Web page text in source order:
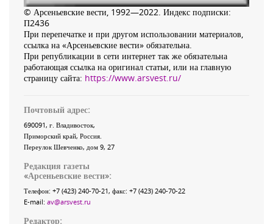
© Арсеньевские вести, 1992—2022. Индекс подписки:
П2436
При перепечатке и при другом использовании материалов,
ссылка на «Арсеньевские вести» обязательна.
При републикации в сети интернет так же обязательна
работающая ссылка на оригинал статьи, или на главную
страницу сайта: https://www.arsvest.ru/
Почтовый адрес:
690091, г. Владивосток,
Приморский край, Россия
Переулок Шевченко, дом 9, 27
Редакция газеты
«Арсеньевские вести»:
Телефон: +7 (423) 240-70-21, факс: +7 (423) 240-70-22
E-mail: av@arsvest.ru
Редактор: